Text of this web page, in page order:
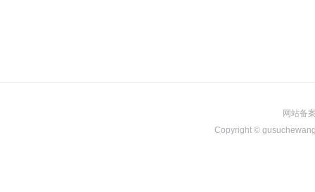
网站备
Copyright ©